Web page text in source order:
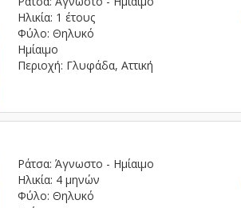
Ηλικία: 1 έτους
Φύλο: Θηλυκό
Ημίαιμο
Περιοχή: Γλυφάδα, Αττική
Ράτσα: Άγνωστο - Ημίαιμο
Ηλικία: 4 μηνών
Φύλο: Θηλυκό